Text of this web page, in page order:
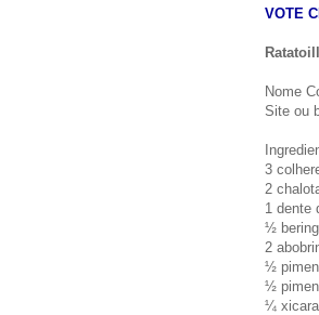
VOTE
Nome
Site ou
3
2
1 dente
½
2
½
½
¼